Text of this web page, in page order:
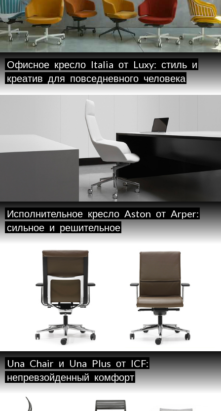
Офисное кресло Italia от Luxy: стиль и
креатив для повседневного человека
Исполнительное кресло Aston от Arper:
сильное и решительное
Una Chair и Una Plus от ICF:
непревзойденный комфорт